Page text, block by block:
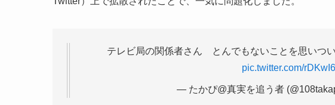
テレビ局の関係者さん とんでもないことを思いつ
pic.twitter.com/
— たかぴ@真実を追う者